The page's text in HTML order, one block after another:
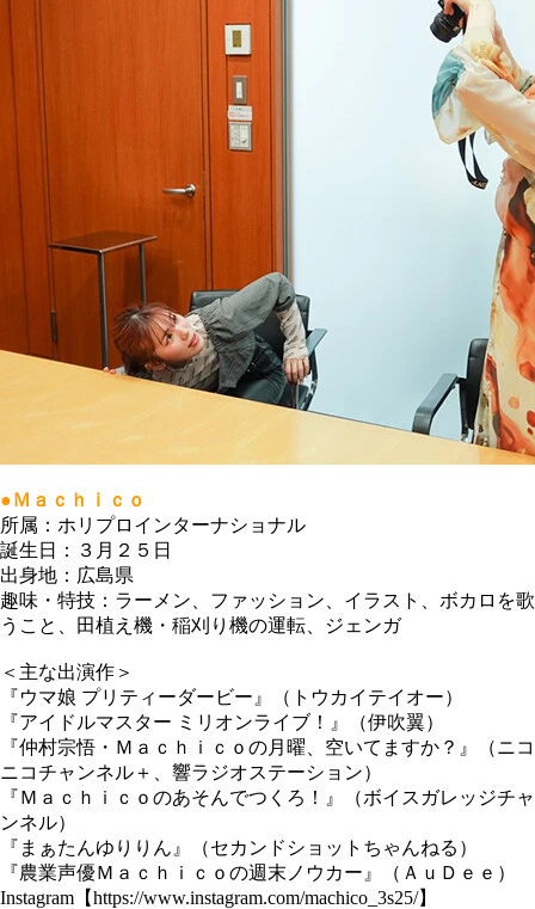
●Ｍａｃｈｉｃｏ
所属：ホリプロインターナショナル
誕生日：３月２５日
出身地：広島県
趣味・特技：ラーメン、ファッション、イラスト、ボカロを歌
うこと、田植え機・稲刈り機の運転、ジェンガ
＜主な出演作＞
『ウマ娘 プリティーダービー』（トウカイテイオー）
『アイドルマスター ミリオンライブ！』（伊吹翼）
『仲村宗悟・Ｍａｃｈｉｃｏの月曜、空いてますか？』（ニコ
ニコチャンネル＋、響ラジオステーション）
『Ｍａｃｈｉｃｏのあそんでつくろ！』（ボイスガレッジチャ
ンネル）
『まぁたんゆりりん』（セカンドショットちゃんねる）
『農業声優Ｍａｃｈｉｃｏの週末ノウカー』（ＡｕＤｅｅ）
Instagram【https://www.instagram.com/machico_3s25/】